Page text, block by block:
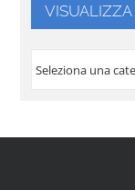
VISUALIZZA